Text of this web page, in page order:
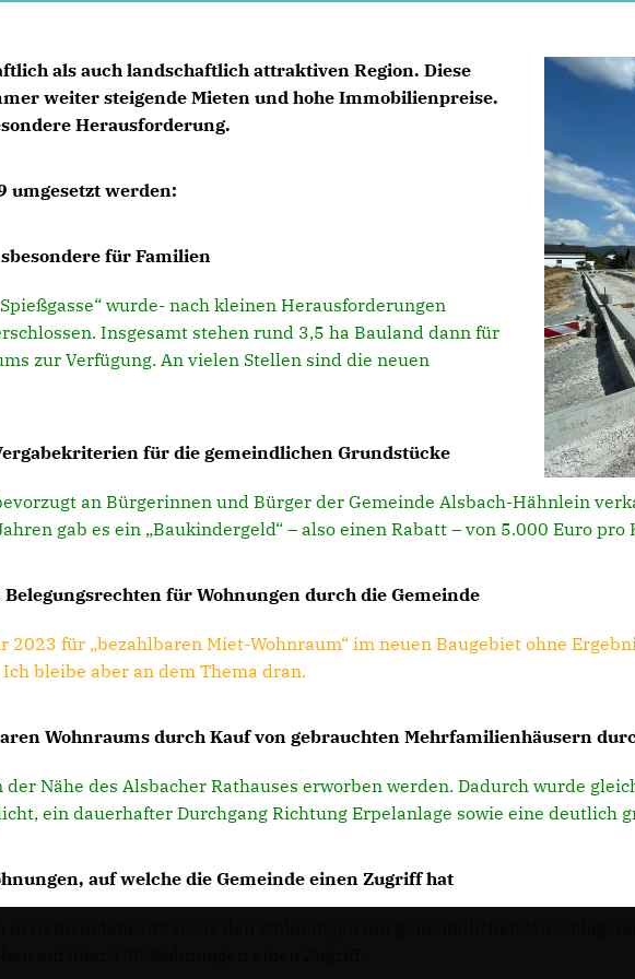
als auch landschaftlich attraktiven Region. Diese
weiter steigende Mieten und hohe Immobilienpreise.
Herausforderung.
umgesetzt werden:
für Familien
wurde- nach kleinen Herausforderungen
Insgesamt stehen rund 3,5 ha Bauland dann für
zur Verfügung. An vielen Stellen sind die neuen
für die gemeindlichen Grundstücke
an Bürgerinnen und Bürger der Gemeinde Alsbach-Hähnlein
gab es ein „Baukindergeld“ – also einen Rabatt – von 5.000 Euro pro
für Wohnungen durch die Gemeinde
2023 für „bezahlbaren Miet-Wohnraum“ im neuen Baugebiet ohne
bleibe aber an dem Thema dran.
Wohnraums durch Kauf von gebrauchten Mehrfamilienhäusern
Nähe des Alsbacher Rathauses erworben werden. Dadurch wurde
ein dauerhafter Durchgang Richtung Erpelanlage sowie eine deutlich
auf welche die Gemeinde einen Zugriff hat
auf über 100 Wohnungen einen Zugriff.